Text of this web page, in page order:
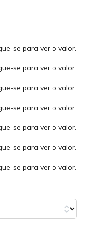
se para ver o valor.
se para ver o valor.
se para ver o valor.
se para ver o valor.
se para ver o valor.
se para ver o valor.
se para ver o valor.